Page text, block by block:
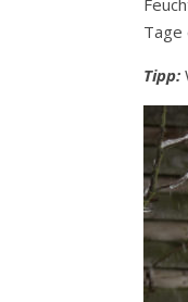
Tage
Tipp: